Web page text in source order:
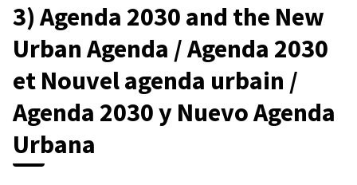
3) Agenda 2030 and the New
Urban Agenda / Agenda 2030
et Nouvel agenda urbain /
Agenda 2030 y Nuevo Agenda
Urbana